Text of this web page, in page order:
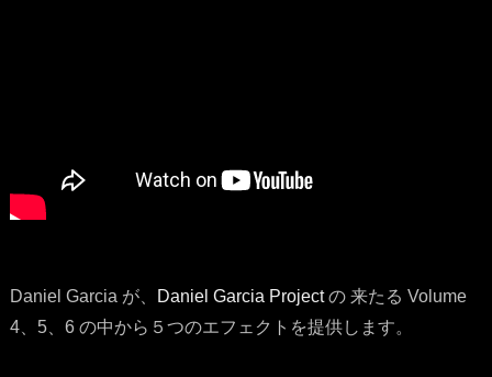
Daniel Garcia が、 Daniel Garcia Projectの 来たる Volume
4、5、6 の中から５つのエフェクトを提供します。